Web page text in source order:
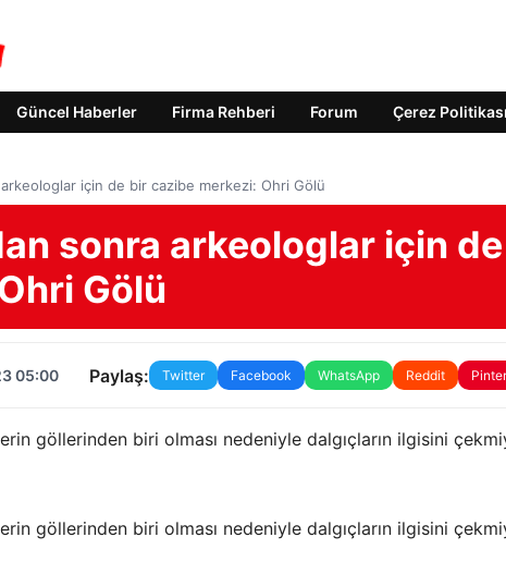
Güncel Haberler Firma Rehberi Forum Çerez Politikası
için de bir cazibe merkezi: Ohri Gölü
sonra arkeologlar için de
Gölü
05:00 Paylaş: Twitter Facebook WhatsApp Reddit
göllerinden biri olması nedeniyle dalgıçların ilgisini
göllerinden biri olması nedeniyle dalgıçların ilgisini